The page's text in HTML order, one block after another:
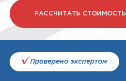
РАССЧИТАТЬ СТОИМОСТЬ
Проверено экспертом